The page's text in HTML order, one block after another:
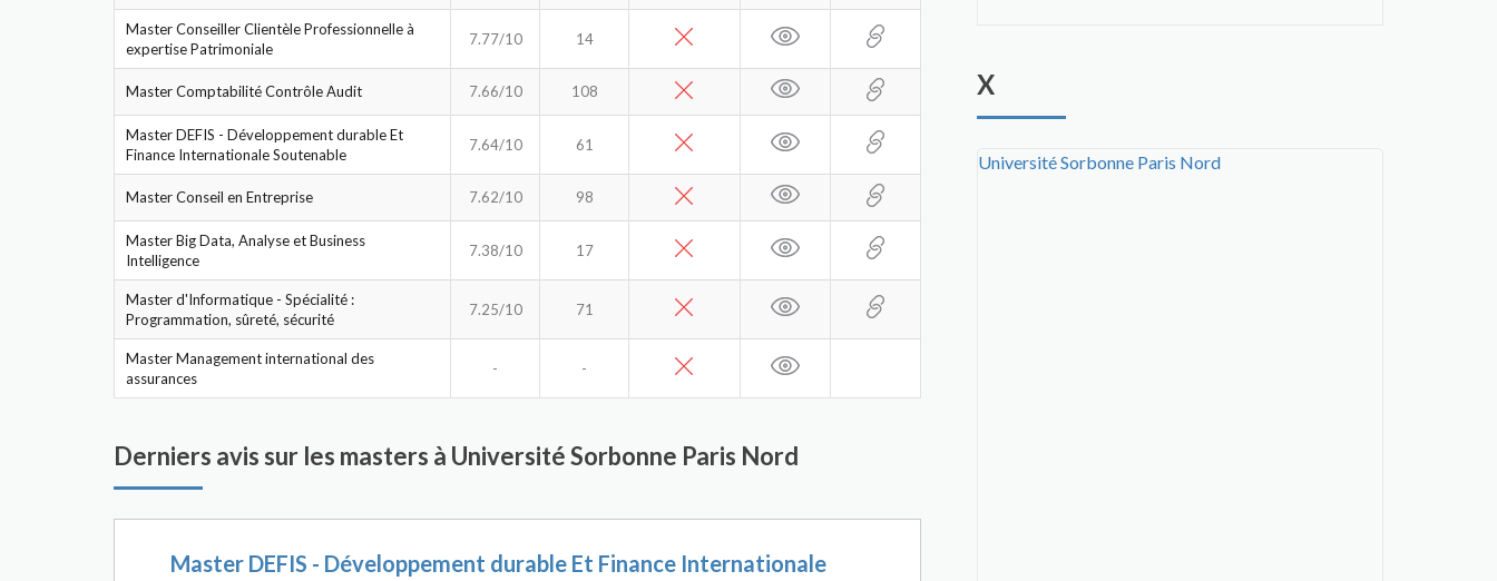
Master Conseiller Clientèle Professionnelle à
expertise Patrimoniale
7.77/10 14
Master Comptabilité Contrôle Audit 7.66/10 108
Master DEFIS - Développement durable Et
Finance Internationale Soutenable
7.64/10 61
Master Conseil en Entreprise 7.62/10 98
Master Big Data, Analyse et Business
Intelligence
7.38/10 17
Master d'Informatique - Spécialité :
Programmation, sûreté, sécurité
7.25/10 71
Master Management international des
assurances
- -
Derniers avis sur les masters à Université Sorbonne Paris Nord
Master DEFIS - Développement durable Et Finance Internationale
X
Université Sorbonne Paris Nord